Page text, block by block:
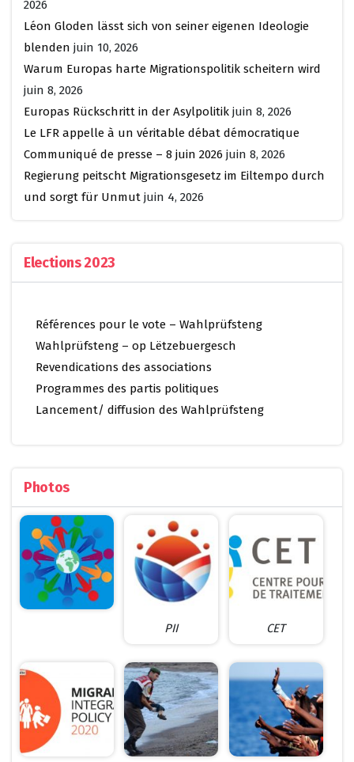
2026
Léon Gloden lässt sich von seiner eigenen Ideologie
blenden juin 10, 2026
Warum Europas harte Migrationspolitik scheitern wird
juin 8, 2026
Europas Rückschritt in der Asylpolitik juin 8, 2026
Le LFR appelle à un véritable débat démocratique
Communiqué de presse – 8 juin 2026 juin 8, 2026
Regierung peitscht Migrationsgesetz im Eiltempo durch
und sorgt für Unmut juin 4, 2026
Elections 2023
Références pour le vote – Wahlprüfsteng
Wahlprüfsteng – op Lëtzebuergesch
Revendications des associations
Programmes des partis politiques
Lancement/ diffusion des Wahlprüfsteng
Photos
PII CET